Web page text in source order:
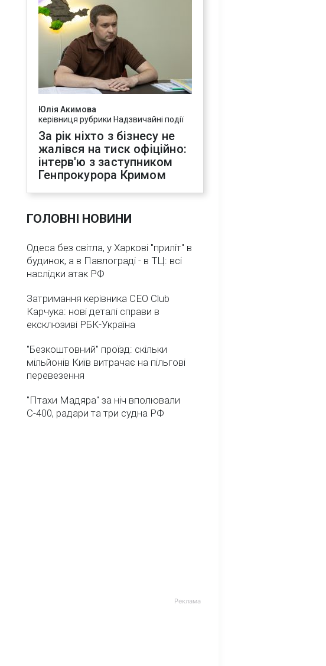
Юлія Акимова
керівниця рубрики Надзвичайні події
За рік ніхто з бізнесу не
жалівся на тиск офіційно:
інтерв'ю з заступником
Генпрокурора Кримом
ГОЛОВНІ НОВИНИ
Одеса без світла, у Харкові "приліт" в
будинок, а в Павлограді - в ТЦ: всі
наслідки атак РФ
Затримання керівника CEO Club
Карчука: нові деталі справи в
ексклюзиві РБК-Україна
"Безкоштовний" проїзд: скільки
мільйонів Київ витрачає на пільгові
перевезення
"Птахи Мадяра" за ніч вполювали
С-400, радари та три судна РФ